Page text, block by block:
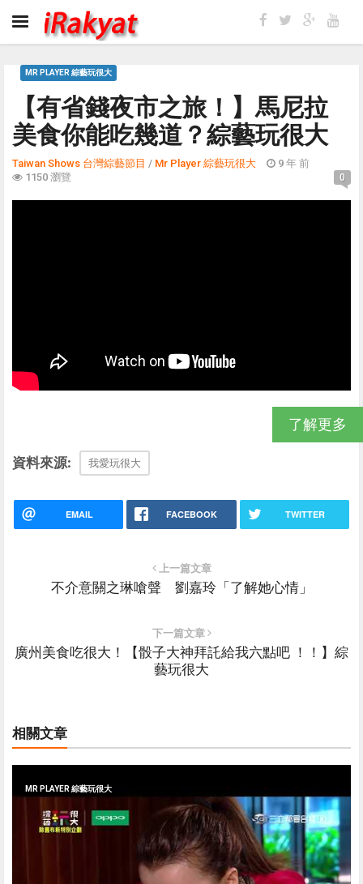
【有省錢夜市之旅！】馬尼拉
美食你能吃幾道？綜藝玩很大
MR PLAYER 綜藝玩很大
Taiwan Shows 台灣綜藝節目 / Mr Player 綜藝玩很大
9 年 前
1150 瀏覽
0
了解更多
資料來源: 我愛玩很大
EMAIL FACEBOOK TWITTER
上一篇文章
不介意關之琳嗆聲 劉嘉玲「了解她心情」
下一篇文章
廣州美食吃很大！【骰子大神拜託給我六點吧 ！！】綜
藝玩很大
相關文章
MR PLAYER 綜藝玩很大